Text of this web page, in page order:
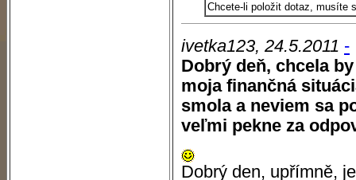
Chcete-li položit dotaz, musíte
ivetka123, 24.5.2011 -
Dobrý deň, chcela
moja finančná
smola a neviem sa
veľmi pekne za
Dobrý den, upřímně,